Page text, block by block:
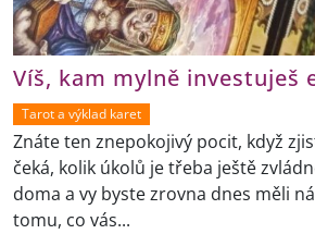
Víš, kam mylně investuješ
Tarot a výklad karet
Znáte ten znepokojivý pocit, když
čeká, kolik úkolů je třeba ještě
doma a vy byste zrovna dnes měli
tomu, co vás...